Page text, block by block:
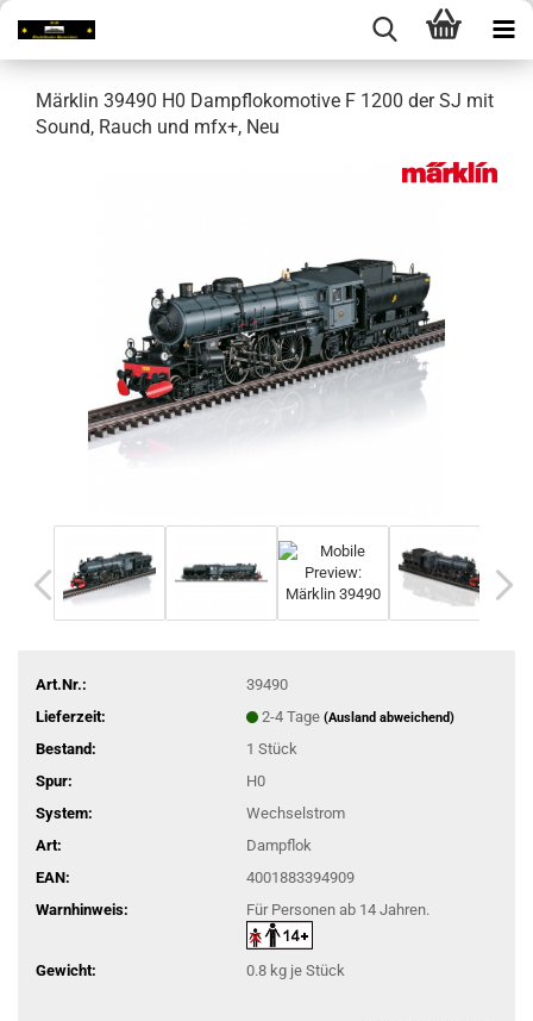
Märklin 39490 H0 Dampflokomotive F 1200 der SJ mit
Sound, Rauch und mfx+, Neu
Art.Nr.:
39490
Lieferzeit:
2-4 Tage (Ausland abweichend)
Bestand: 1 Stück
Spur:
H0
System:
Wechselstrom
Art:
Dampflok
EAN:
4001883394909
Warnhinweis:
Für Personen ab 14 Jahren.
Gewicht: 0.8kg je Stück